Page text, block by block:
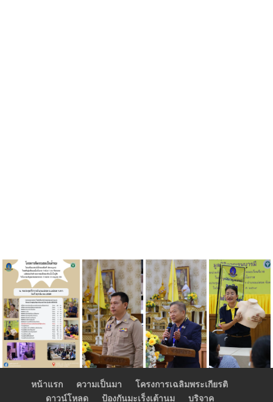
หน้าแรก ความเป็นมา
โครงการเฉลิมพระเกียรติ
ดาวน์โหลด
ป้องกันมะเร็งเต้านม บริจาค